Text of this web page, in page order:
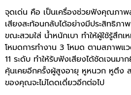
จุดเด่น คือ เป็นเครื่องช่วยฟังคุณภาพ
เสียงสะท้อนกลับได้อย่างมีประสิทธิภา
ขณะสวมใส่ น้ำหนักเบา ทำให้ผู้ใช้รู้สึกเ
โหมดการทำงาน 3 โหมด ตามสภาพแ
11 ระดับ ทำให้รับฟังเสียงได้ชัดเจนม
คุ้นเคยอีกครั้งผู้สูงอายุ หูหนวก หูตึง ส
ของคุณจะไม่โดดเดี่ยวอีกต่อไป